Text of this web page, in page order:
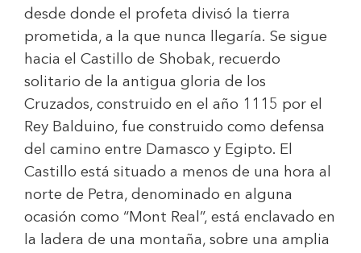
desde donde el profeta divisó la tierra
prometida, a la que nunca llegaría. Se sigue
hacia el Castillo de Shobak, recuerdo
solitario de la antigua gloria de los
Cruzados, construido en el año 1115 por el
Rey Balduino, fue construido como defensa
del camino entre Damasco y Egipto. El
Castillo está situado a menos de una hora al
norte de Petra, denominado en alguna
ocasión como “Mont Real”, está enclavado en
la ladera de una montaña, sobre una amplia